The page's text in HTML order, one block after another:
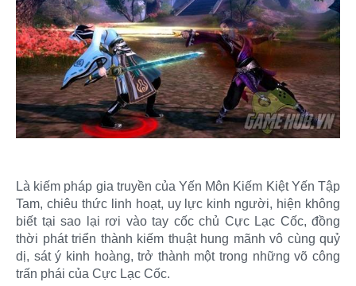
Là kiếm pháp gia truyền của Yến Môn Kiếm Kiệt Yến Tập
Tam, chiêu thức linh hoạt, uy lực kinh người, hiện không
biết tại sao lại rơi vào tay cốc chủ Cực Lạc Cốc, đồng
thời phát triển thành kiếm thuật hung mãnh vô cùng quỷ
dị, sát ý kinh hoàng, trở thành một trong những võ công
trấn phái của Cực Lạc Cốc.